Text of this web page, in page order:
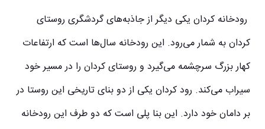
رودخانه کردان یکی دیگر از جاذبه‌های گردشگری روستای
کردان به شمار می‌رود. این رودخانه سال‌ها است که ارتفاعات
کهار بزرگ سرچشمه می‌گیرد و روستای کردان را در مسیر خود
سیراب می‌کند. رود کردان یکی از دو بنای تاریخی این روستا در
بر دامان خود دارد. این بنا پلی است که دو طرف این رودخانه